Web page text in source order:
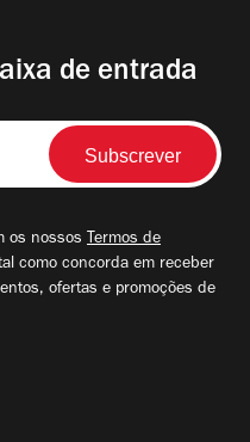
de entrada
os nossos Termos de
como concorda em receber
ofertas e promoções de